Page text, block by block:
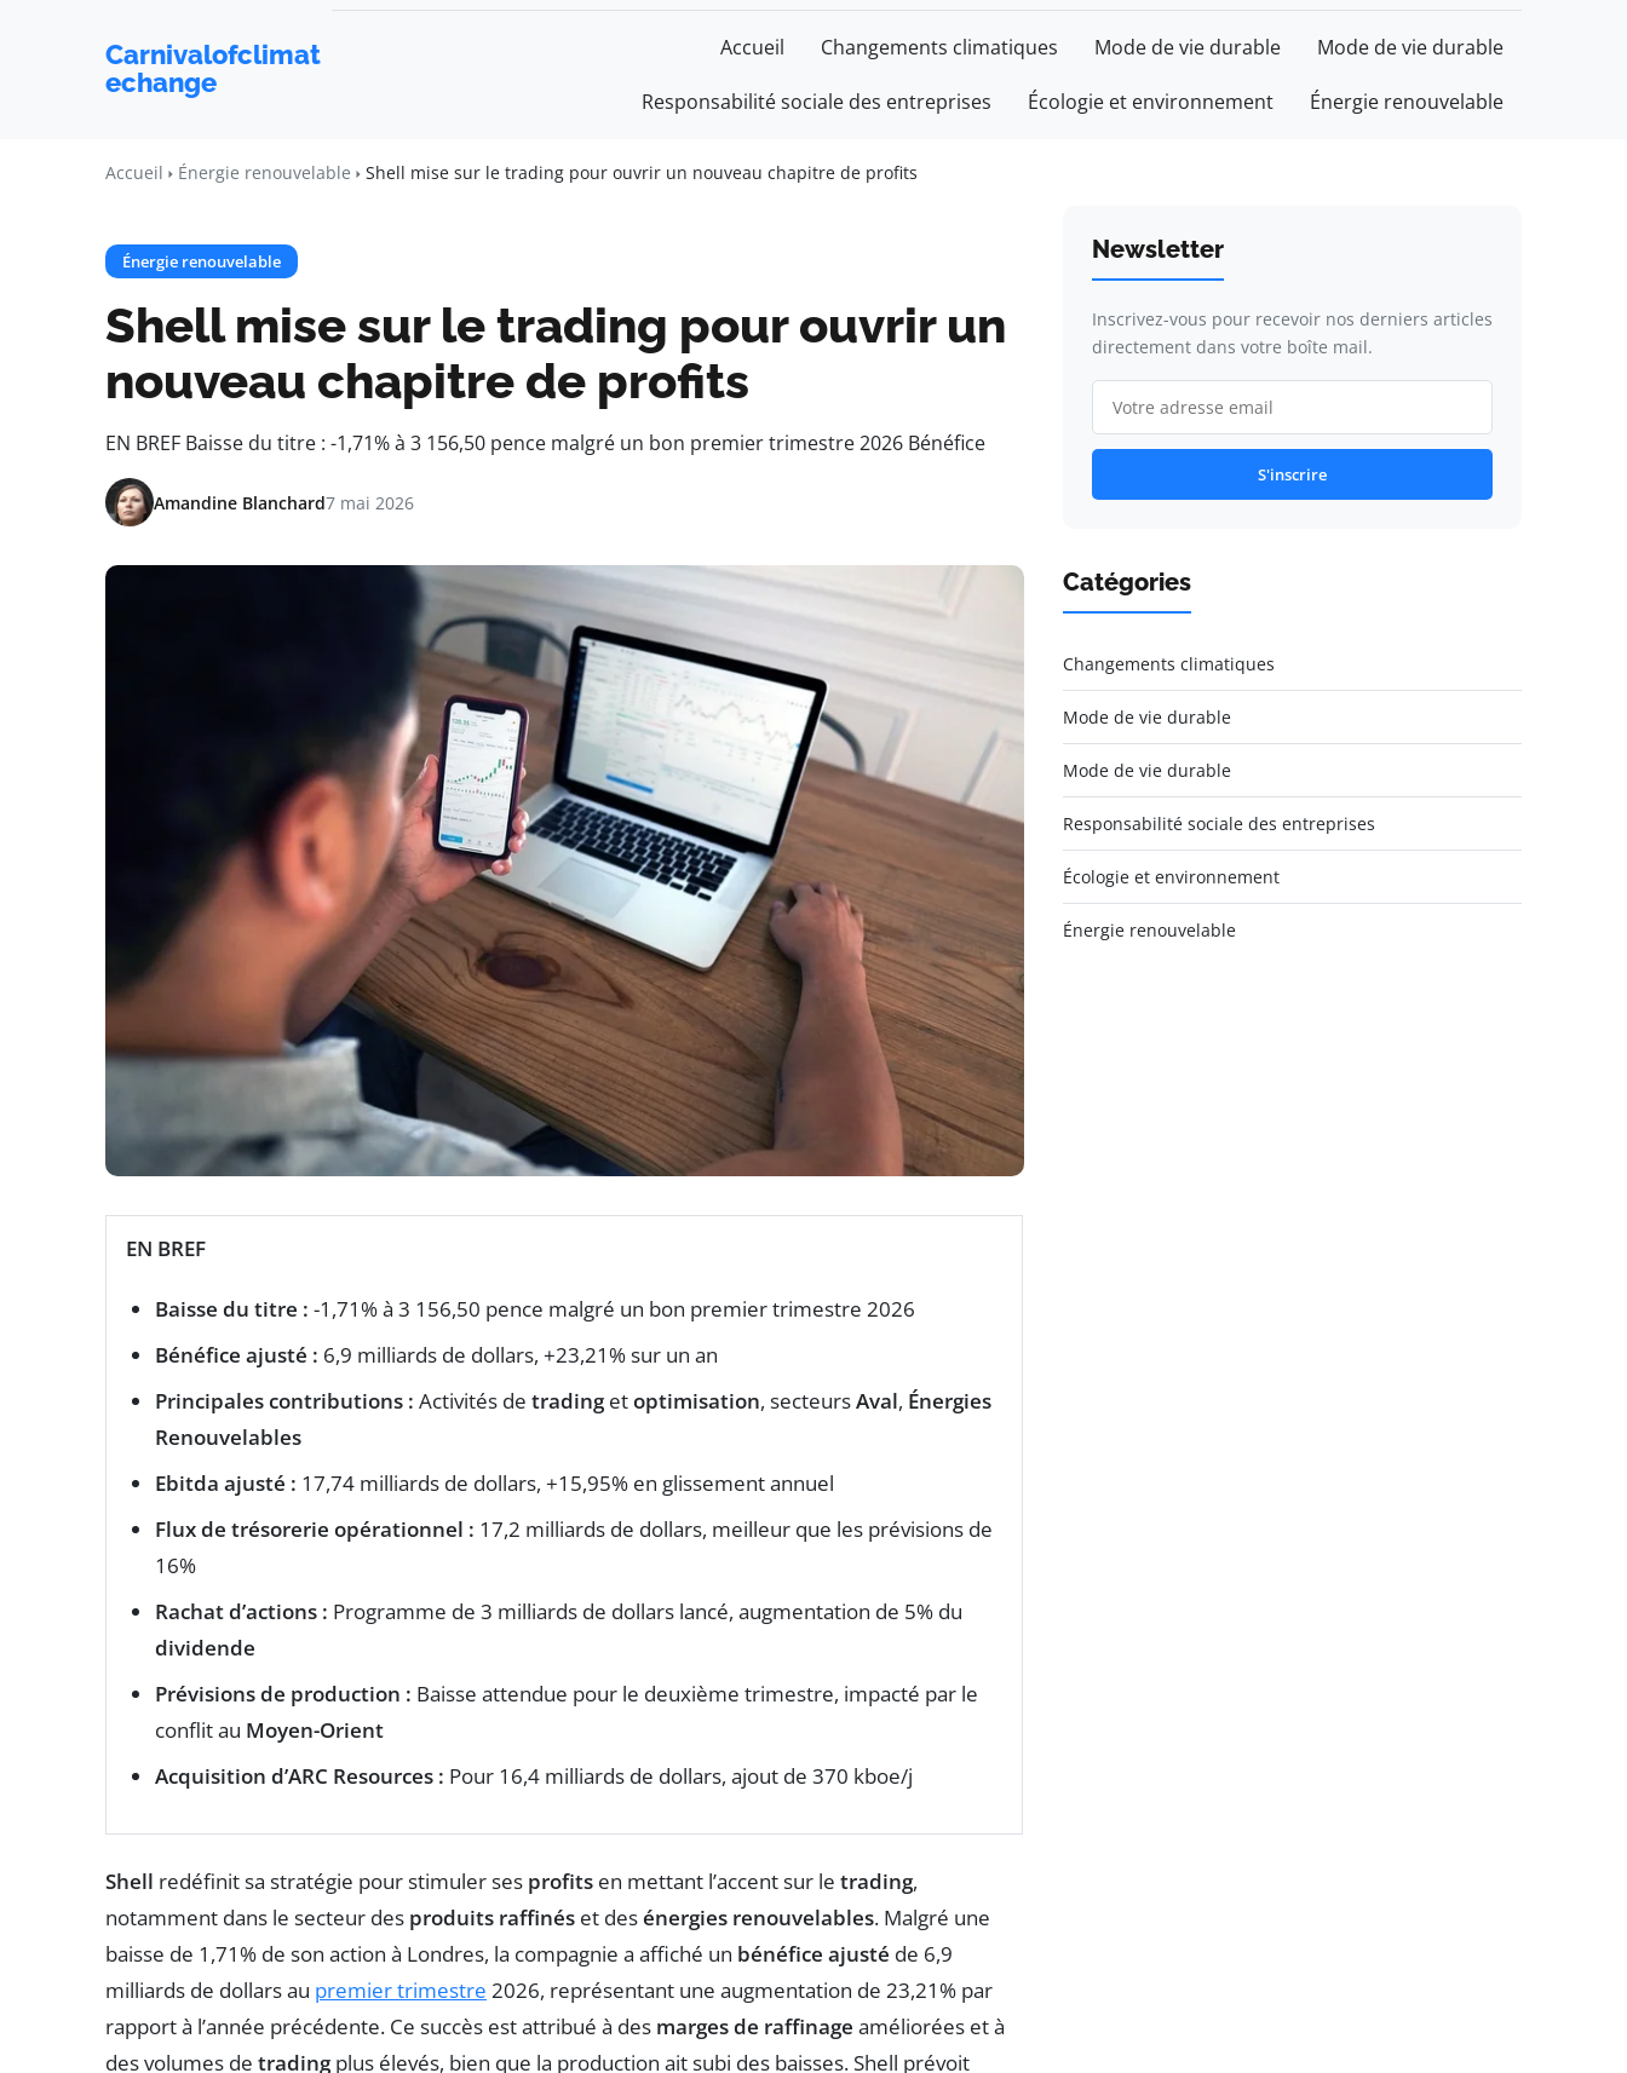
Carnivalofclimat
echange
Accueil Changements climatiques Mode de vie durable Mode de vie durable
Responsabilité sociale des entreprises Écologie et environnement Énergie renouvelable
Accueil Énergie renouvelable Shell mise sur le trading pour ouvrir un nouveau chapitre de profits
Énergie renouvelable
Shell mise sur le trading pour ouvrir un
nouveau chapitre de profits
EN BREF Baisse du titre : -1,71% à 3 156,50 pence malgré un bon premier trimestre 2026 Bénéfice
Amandine Blanchard7 mai 2026
EN BREF
Baisse du titre : -1,71% à 3 156,50 pence malgré un bon premier trimestre 2026
Bénéfice ajusté : 6,9 milliards de dollars, +23,21% sur un an
Principales contributions : Activités de tradingetoptimisation, secteursAval, Énergies
Renouvelables
Ebitda ajusté : 17,74 milliards de dollars, +15,95% en glissement annuel
Flux de trésorerie opérationnel : 17,2 milliards de dollars, meilleur que les prévisions de
16%
Rachat d’actions : Programme de 3 milliards de dollars lancé, augmentation de 5% du
dividende
Prévisions de production : Baisse attendue pour le deuxième trimestre, impacté par le
conflit au Moyen-Orient
Acquisition d’ARC Resources : Pour 16,4 milliards de dollars, ajout de 370 kboe/j
Shell redéfinit sa stratégie pour stimuler ses profits en mettant l’accent sur le trading,
notamment dans le secteur des produits raffinés et desénergies renouvelables. Malgré une
baisse de 1,71% de son action à Londres, la compagnie a affiché un bénéfice ajusté de 6,9
milliards de dollars au premier trimestre 2026, représentant une augmentation de 23,21% par
rapport à l’année précédente. Ce succès est attribué à des marges de raffinage améliorées et à
des volumes de tradingplus élevés, bien que la production ait subi des baisses. Shell prévoit
Newsletter
Inscrivez-vous pour recevoir nos derniers articles
directement dans votre boîte mail.
S'inscrire
Catégories
Changements climatiques
Mode de vie durable
Mode de vie durable
Responsabilité sociale des entreprises
Écologie et environnement
Énergie renouvelable